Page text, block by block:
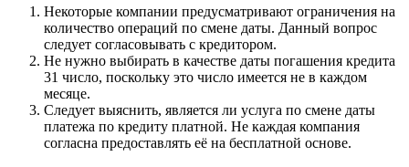
Некоторые компании предусматривают ограничения на
количество операций по смене даты. Данный вопрос
следует согласовывать с кредитором.
Не нужно выбирать в качестве даты погашения кредита
31 число, поскольку это число имеется не в каждом
месяце.
Следует выяснить, является ли услуга по смене даты
платежа по кредиту платной. Не каждая компания
согласна предоставлять её на бесплатной основе.